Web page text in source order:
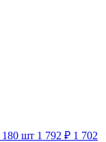
180 шт 1 792 ₽ 1 702